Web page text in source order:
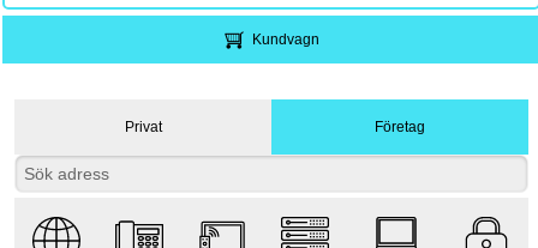
Kundvagn
Privat Företag